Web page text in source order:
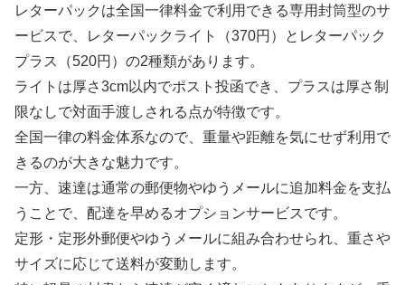
レターパックは全国一律料金で利用できる専用封筒型のサ
ービスで、レターパックライト（370円）とレターパック
プラス（520円）の2種類があります。
ライトは厚さ3cm以内でポスト投函でき、プラスは厚さ制
限なしで対面手渡しされる点が特徴です。
全国一律の料金体系なので、重量や距離を気にせず利用で
きるのが大きな魅力です。
一方、速達は通常の郵便物やゆうメールに追加料金を支払
うことで、配達を早めるオプションサービスです。
定形・定形外郵便やゆうメールに組み合わせられ、重さや
サイズに応じて送料が変動します。